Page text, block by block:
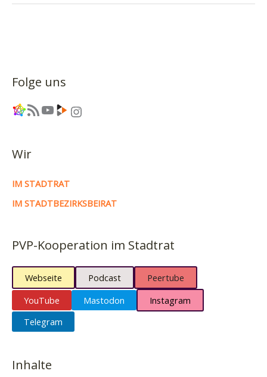
Folge uns
Link RSS-Feed YouTube Link Instagram
Wir
IM STADTRAT
IM STADTBEZIRKSBEIRAT
PVP-Kooperation im Stadtrat
Webseite Podcast
Peertube
YouTube
Mastodon
Instagram
Telegram
Inhalte